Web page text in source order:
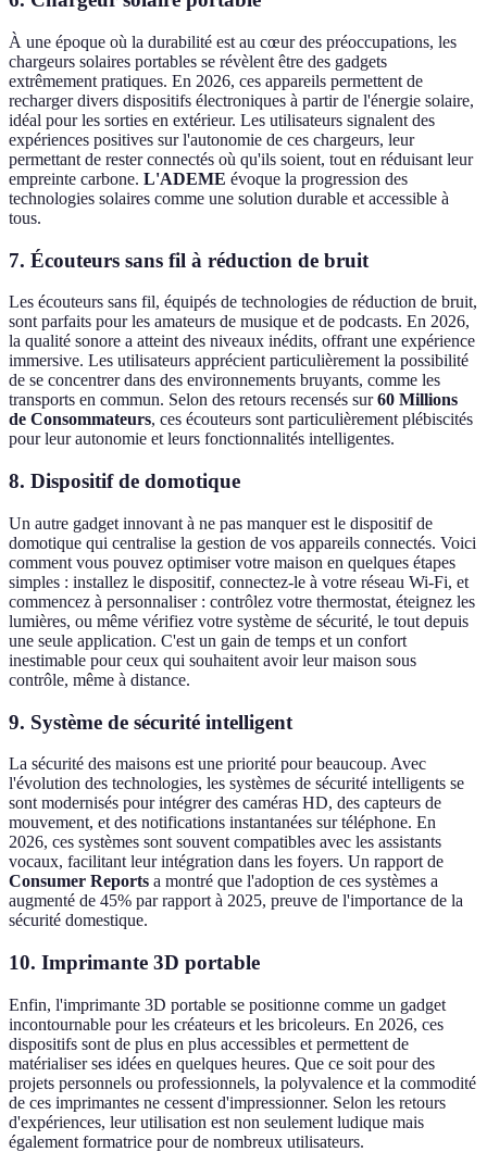
À une époque où la durabilité est au cœur des préoccupations, les
chargeurs solaires portables se révèlent être des gadgets
extrêmement pratiques. En 2026, ces appareils permettent de
recharger divers dispositifs électroniques à partir de l'énergie solaire,
idéal pour les sorties en extérieur. Les utilisateurs signalent des
expériences positives sur l'autonomie de ces chargeurs, leur
permettant de rester connectés où qu'ils soient, tout en réduisant leur
empreinte carbone. L'ADEME évoque la progression des
technologies solaires comme une solution durable et accessible à
tous.
7. Écouteurs sans fil à réduction de bruit
Les écouteurs sans fil, équipés de technologies de réduction de bruit,
sont parfaits pour les amateurs de musique et de podcasts. En 2026,
la qualité sonore a atteint des niveaux inédits, offrant une expérience
immersive. Les utilisateurs apprécient particulièrement la possibilité
de se concentrer dans des environnements bruyants, comme les
transports en commun. Selon des retours recensés sur60 Millions
de Consommateurs, ces écouteurs sont particulièrement plébiscités
pour leur autonomie et leurs fonctionnalités intelligentes.
8. Dispositif de domotique
Un autre gadget innovant à ne pas manquer est le dispositif de
domotique qui centralise la gestion de vos appareils connectés. Voici
comment vous pouvez optimiser votre maison en quelques étapes
simples : installez le dispositif, connectez-le à votre réseau Wi-Fi, et
commencez à personnaliser : contrôlez votre thermostat, éteignez les
lumières, ou même vérifiez votre système de sécurité, le tout depuis
une seule application. C'est un gain de temps et un confort
inestimable pour ceux qui souhaitent avoir leur maison sous
contrôle, même à distance.
9. Système de sécurité intelligent
La sécurité des maisons est une priorité pour beaucoup. Avec
l'évolution des technologies, les systèmes de sécurité intelligents se
sont modernisés pour intégrer des caméras HD, des capteurs de
mouvement, et des notifications instantanées sur téléphone. En
2026, ces systèmes sont souvent compatibles avec les assistants
vocaux, facilitant leur intégration dans les foyers. Un rapport de
Consumer Reports a montré que l'adoption de ces systèmes a
augmenté de 45% par rapport à 2025, preuve de l'importance de la
sécurité domestique.
10. Imprimante 3D portable
Enfin, l'imprimante 3D portable se positionne comme un gadget
incontournable pour les créateurs et les bricoleurs. En 2026, ces
dispositifs sont de plus en plus accessibles et permettent de
matérialiser ses idées en quelques heures. Que ce soit pour des
projets personnels ou professionnels, la polyvalence et la commodité
de ces imprimantes ne cessent d'impressionner. Selon les retours
d'expériences, leur utilisation est non seulement ludique mais
également formatrice pour de nombreux utilisateurs.